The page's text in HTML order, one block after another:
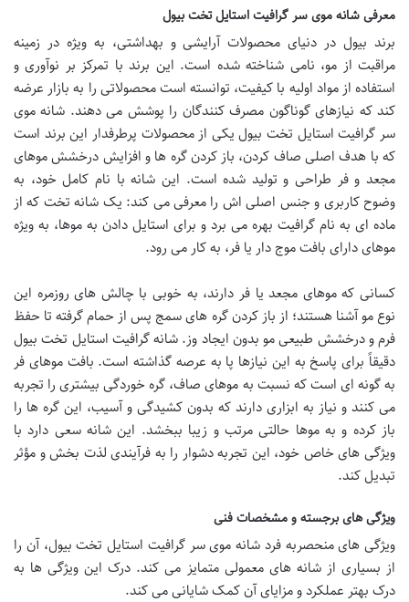
معرفی شانه موی سر گرافیت استایل تخت بیول
برند بیول در دنیای محصولات آرایشی و بهداشتی، به ویژه در زمینه
مراقبت از مو، نامی شناخته شده است. این برند با تمرکز بر نوآوری و
استفاده از مواد اولیه با کیفیت، توانسته است محصولاتی را به بازار عرضه
کند که نیازهای گوناگون مصرف کنندگان را پوشش می دهند. شانه موی
سر گرافیت استایل تخت بیول یکی از محصولات پرطرفدار این برند است
که با هدف اصلی صاف کردن، باز کردن گره ها و افزایش درخشش موهای
مجعد و فر طراحی و تولید شده است. این شانه با نام کامل خود، به
وضوح کاربری و جنس اصلی اش را معرفی می کند: یک شانه تخت که از
ماده ای به نام گرافیت بهره می برد و برای استایل دادن به موها، به ویژه
موهای دارای بافت موج دار یا فر، به کار می رود.
کسانی که موهای مجعد یا فر دارند، به خوبی با چالش های روزمره این
نوع مو آشنا هستند؛ از باز کردن گره های سمج پس از حمام گرفته تا حفظ
فرم و درخشش طبیعی مو بدون ایجاد وز. شانه گرافیت استایل تخت بیول
دقیقاً برای پاسخ به این نیازها پا به عرصه گذاشته است. بافت موهای فر
به گونه ای است که نسبت به موهای صاف، گره خوردگی بیشتری را تجربه
می کنند و نیاز به ابزاری دارند که بدون کشیدگی و آسیب، این گره ها را
باز کرده و به موها حالتی مرتب و زیبا ببخشد. این شانه سعی دارد با
ویژگی های خاص خود، این تجربه دشوار را به فرآیندی لذت بخش و مؤثر
تبدیل کند.
ویژگی های برجسته و مشخصات فنی
ویژگی های منحصربه فرد شانه موی سر گرافیت استایل تخت بیول، آن را
از بسیاری از شانه های معمولی متمایز می کند. درک این ویژگی ها به
درک بهتر عملکرد و مزایای آن کمک شایانی می کند.